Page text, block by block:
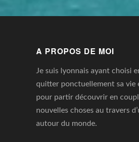
A PROPOS DE MOI
Je suis lyonnais ayant choisi
quitter ponctuellement sa vie
pour partir découvrir en
nouvelles choses au travers
autour du monde.